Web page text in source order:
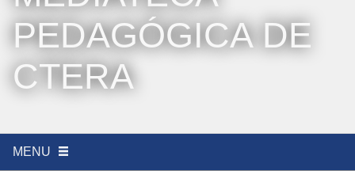
PEDAGÓGICA DE
CTERA
MENU